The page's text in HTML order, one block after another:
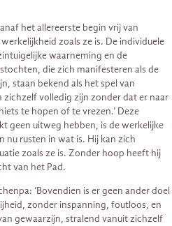
het allereerste begin vrij van
zoals ze is. De individuele
waarneming en de
die zich manifesteren als de
staan bekend als het spel van
volledig zijn zonder dat er naar
te hopen of te vrezen.’ Deze
geen uitweg hebben, is de werkelijke
nu rusten in wat is. Hij kan zich
zoals ze is. Zonder hoop heeft hij
van het Pad.
‘Bovendien is er geen ander doel
zonder inspanning, foutloos, en
gewaarzijn, stralend vanuit zichzelf